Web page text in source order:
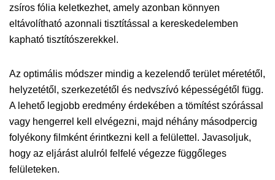
zsíros fólia keletkezhet, amely azonban könnyen
eltávolítható azonnali tisztítással a kereskedelemben
kapható tisztítószerekkel.
Az optimális módszer mindig a kezelendő terület méretétől,
helyzetétől, szerkezetétől és nedvszívó képességétől függ.
A lehető legjobb eredmény érdekében a tömítést szórással
vagy hengerrel kell elvégezni, majd néhány másodpercig
folyékony filmként érintkezni kell a felülettel. Javasoljuk,
hogy az eljárást alulról felfelé végezze függőleges
felületeken.